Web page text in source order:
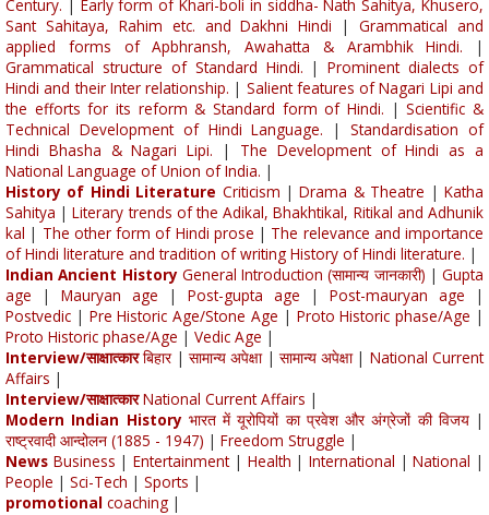
Century. | Early form of Khari-boli in siddha- Nath Sahitya, Khusero,
Sant Sahitaya, Rahim etc. and Dakhni Hindi |Grammatical and
applied forms of Apbhransh, Awahatta & Arambhik Hindi. |
Grammatical structure of Standard Hindi. |Prominent dialects of
Hindi and their Inter relationship. | Salient features of Nagari Lipi and
the efforts for its reform & Standard form of Hindi. |Scientific &
Technical Development of Hindi Language. |Standardisation of
Hindi Bhasha & Nagari Lipi. | The Development of Hindi as a
National Language of Union of India. |
History of Hindi Literature Criticism |Drama & Theatre |Katha
Sahitya |Literary trends of the Adikal, Bhakhtikal, Ritikal and Adhunik
kal | The other form of Hindi prose | The relevance and importance
of Hindi literature and tradition of writing History of Hindi literature. |
Indian Ancient History General Introduction (सामान्य जानकारी) | Gupta
age | Mauryan age | Post-gupta age | Post-mauryan age |
Postvedic | Pre Historic Age/Stone Age | Proto Historic phase/Age |
Proto Historic phase/Age | Vedic Age |
Interview/साक्षात्कार बिहार | सामान्य अपेक्षा | सामान्य अपेक्षा | National Current
Affairs |
Interview/साक्षात्कार National Current Affairs |
Modern Indian History भारत में यूरोपियों का प्रवेश और अंग्रेजों की विजय|
राष्ट्रवादी आन्दोलन (1885 - 1947) | Freedom Struggle |
News Business |Entertainment| Health | International |National |
People | Sci-Tech | Sports |
promotional coaching |